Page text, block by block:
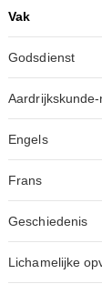
Vak
Godsdienst
Engels
Frans
Geschiedenis
Lichamelijke